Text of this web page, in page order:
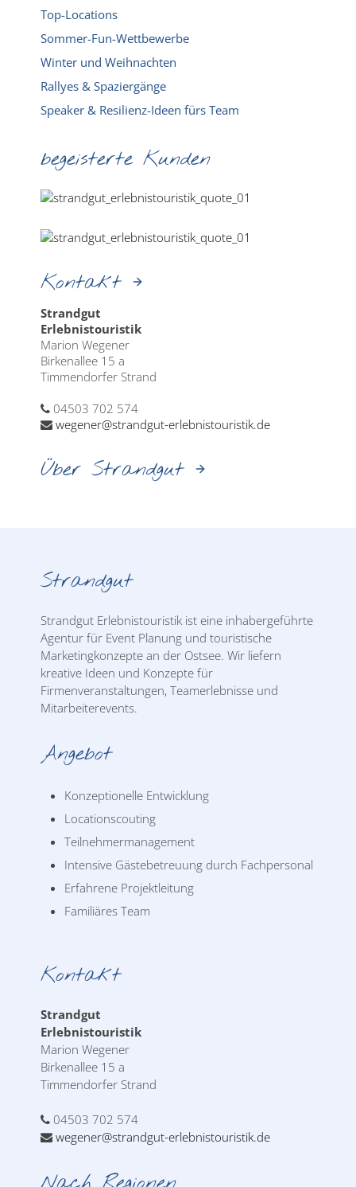
Top-Locations
Sommer-Fun-Wettbewerbe
Winter und Weihnachten
Rallyes & Spaziergänge
Speaker & Resilienz-Ideen fürs Team
begeisterte Kunden
Kontakt
Strandgut
Erlebnistouristik
Marion Wegener
Birkenallee 15 a
Timmendorfer Strand
04503 702 574
wegener@strandgut-erlebnistouristik.de
Über Strandgut
Strandgut
Strandgut Erlebnistouristik ist eine inhabergeführte
Agentur für Event Planung und touristische
Marketingkonzepte an der Ostsee. Wir liefern
kreative Ideen und Konzepte für
Firmenveranstaltungen, Teamerlebnisse und
Mitarbeiterevents.
Angebot
Konzeptionelle Entwicklung
Locationscouting
Teilnehmermanagement
Intensive Gästebetreuung durch Fachpersonal
Erfahrene Projektleitung
Familiäres Team
Kontakt
Strandgut
Erlebnistouristik
Marion Wegener
Birkenallee 15 a
Timmendorfer Strand
04503 702 574
wegener@strandgut-erlebnistouristik.de